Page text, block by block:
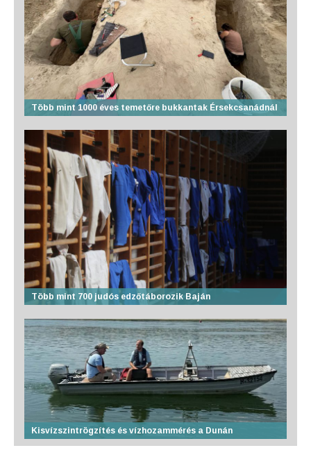
Több mint 1000 éves temetőre bukkantak Érsekcsanádnál
Több mint 700 judós edzőtáborozik Baján
Kisvízszintrögzítés és vízhozammérés a Dunán